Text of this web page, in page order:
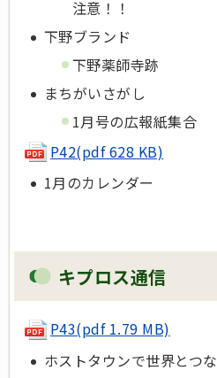
注意！！
下野ブランド
下野薬師寺跡
まちがいさがし
1月号の広報紙集合
P42(pdf 628 KB)
1月のカレンダー
キプロス通信
P43(pdf 1.79 MB)
ホストタウンで世界とつ